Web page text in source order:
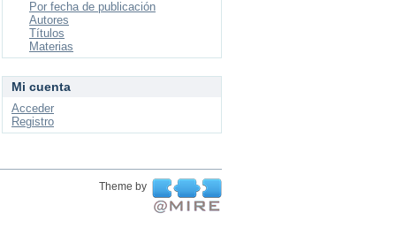
Por fecha de publicación
Autores
Títulos
Materias
Mi cuenta
Acceder
Registro
Theme by